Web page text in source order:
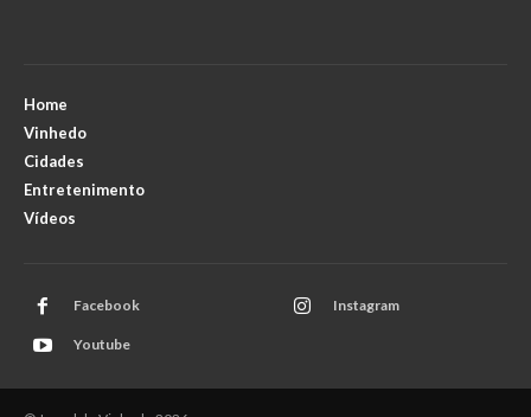
Home
Vinhedo
Cidades
Entretenimento
Vídeos
Facebook Instagram
Youtube